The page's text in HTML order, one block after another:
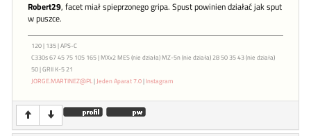
Robert29, facet miał spieprzonego gripa. Spust powinien działać jak sput
w puszce.
120 | 135 | APS-C
C330s 67 45 75 105 165 | MXx2 MES (nie działa) MZ-5n (nie działa) 28 50 35 43 (nie działa)
50 | GRII K-5 21
JORGE.MARTINEZ@PL| Jeden Aparat 7.0|Instagram